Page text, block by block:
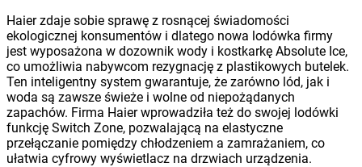
Haier zdaje sobie sprawę z rosnącej świadomości
ekologicznej konsumentów i dlatego nowa lodówka firmy
jest wyposażona w dozownik wody i kostkarkę Absolute Ice,
co umożliwia nabywcom rezygnację z plastikowych butelek.
Ten inteligentny system gwarantuje, że zarówno lód, jak i
woda są zawsze świeże i wolne od niepożądanych
zapachów. Firma Haier wprowadziła też do swojej lodówki
funkcję Switch Zone, pozwalającą na elastyczne
przełączanie pomiędzy chłodzeniem a zamrażaniem, co
ułatwia cyfrowy wyświetlacz na drzwiach urządzenia.